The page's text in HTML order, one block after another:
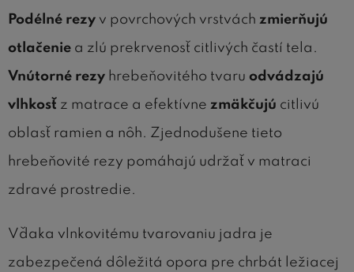
Podélné rezy v povrchových vrstvách zmierňujú
otlačenie a zlú prekrvenosť citlivých častí tela.
Vnútorné rezy hrebeňovitého tvaru odvádzajú
vlhkosť z matrace a efektívne zmäkčujú citlivú
oblasť ramien a nôh. Zjednodušene tieto
hrebeňovité rezy pomáhajú udržať v matraci
zdravé prostredie.
Vďaka vlnkovitému tvarovaniu jadra je
zabezpečená dôležitá opora pre chrbát ležiacej